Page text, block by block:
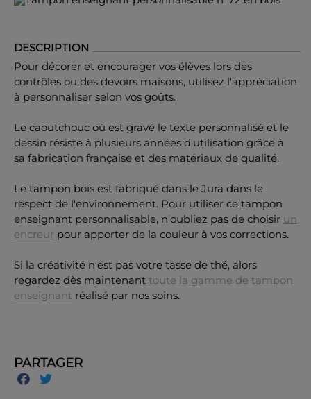
DESCRIPTION
Pour décorer et encourager vos élèves lors des
contrôles ou des devoirs maisons, utilisez l'appréciation
à personnaliser selon vos goûts.
Le caoutchouc où est gravé le texte personnalisé et le
dessin résiste à plusieurs années d'utilisation grâce à
sa fabrication française et des matériaux de qualité.
Le tampon bois est fabriqué dans le Jura dans le
respect de l'environnement. Pour utiliser ce tampon
enseignant personnalisable, n'oubliez pas de choisir un
encreur pour apporter de la couleur à vos corrections.
Si la créativité n'est pas votre tasse de thé, alors
regardez dès maintenant toute la gamme de tampon
enseignant réalisé par nos soins.
PARTAGER